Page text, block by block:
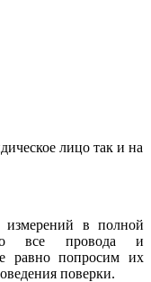
лицо так и на
в полной
все провода и
равно попросим их
поверки.